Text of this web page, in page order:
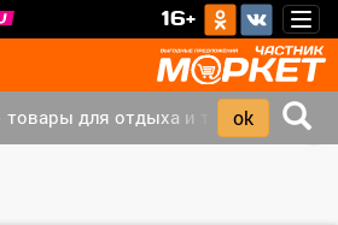
16+
(32)
товары для отдыха и туризма (19)›